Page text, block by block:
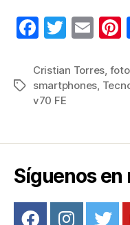
F
c
e
o
k
T
tt
er
E
ail
Etiquetas
Cristian Torres
smartphones
v70 FE
Síguenos en